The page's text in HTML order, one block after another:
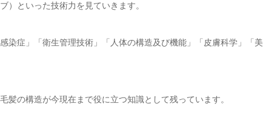
）といった技術力を見ていきます。
染症」「衛生管理技術」「人体の構造及び機能」「皮膚科学」「美
の構造が今現在まで役に立つ知識として残っています。